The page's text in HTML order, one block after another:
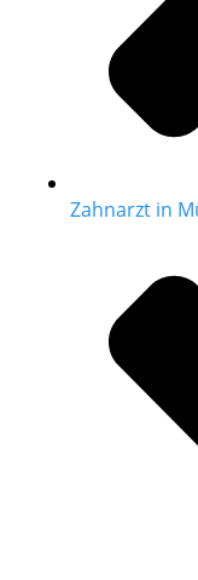
Zahnarzt in